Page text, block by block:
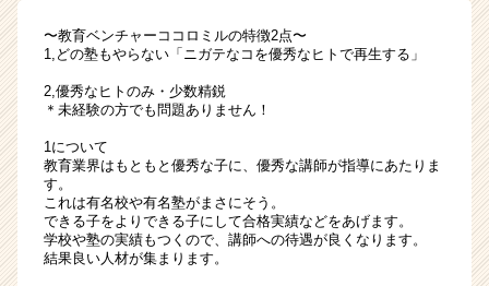
〜教育ベンチャーココロミルの特徴2点〜
1,どの塾もやらない「ニガテなコを優秀なヒトで再生する」
2,優秀なヒトのみ・少数精鋭
＊未経験の方でも問題ありません！
1について
教育業界はもともと優秀な子に、優秀な講師が指導にあたりま
す。
これは有名校や有名塾がまさにそう。
できる子をよりできる子にして合格実績などをあげます。
学校や塾の実績もつくので、講師への待遇が良くなります。
結果良い人材が集まります。